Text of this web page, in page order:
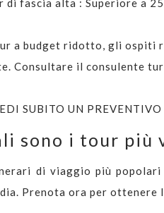
di fascia alta : Superiore a
a budget ridotto, gli ospiti
Consultare il consulente
SUBITO UN PREVENTIVO
sono i tour più
di viaggio più
Prenota ora per